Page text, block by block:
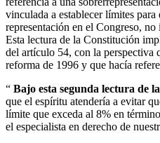
vinculada a establecer límites
representación en el Congreso,
Esta lectura de la Constitución
del artículo 54, con la perspectiva
reforma de 1996 y que hacía
“ Bajo esta segunda lectura de
que el espíritu atendería a evitar
límite que exceda al 8% en
el especialista en derecho de